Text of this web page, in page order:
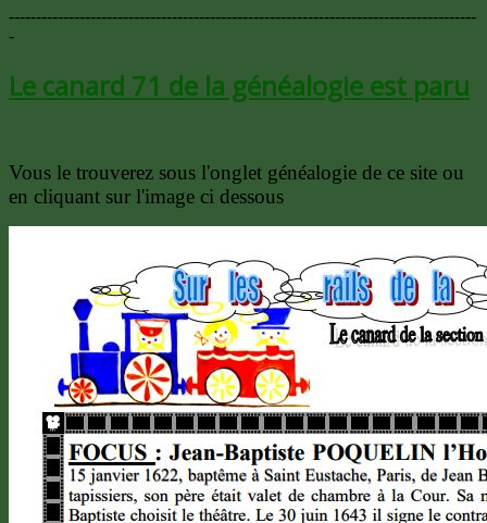
--------------------------------------------------------------------------------------
-
Le canard 71 de la généalogie est paru
Vous le trouverez sous l'onglet généalogie de ce site ou
en cliquant sur l'image ci dessous